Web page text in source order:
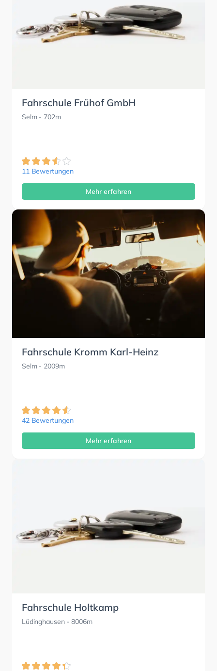
Fahrschule Frühof GmbH
Selm- 702m
11 Bewertungen
Mehr erfahren
Fahrschule Kromm Karl-Heinz
Selm- 2009m
42 Bewertungen
Mehr erfahren
Fahrschule Holtkamp
Lüdinghausen - 8006m